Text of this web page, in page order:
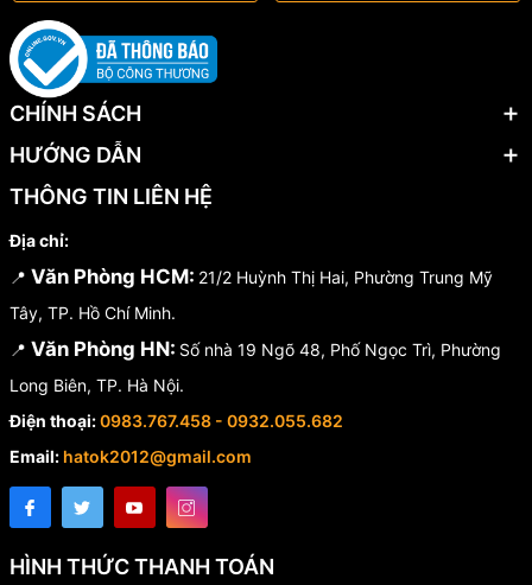
CHÍNH SÁCH
HƯỚNG DẪN
THÔNG TIN LIÊN HỆ
Địa chỉ:
📍 Văn Phòng HCM: 21/2 Huỳnh Thị Hai, Phường Trung Mỹ
Tây, TP. Hồ Chí Minh.
📍 Văn Phòng HN: Số nhà 19 Ngõ 48, Phố Ngọc Trì, Phường
Long Biên, TP. Hà Nội.
Điện thoại:0983.767.458 - 0932.055.682
Email: hatok2012@gmail.com
HÌNH THỨC THANH TOÁN